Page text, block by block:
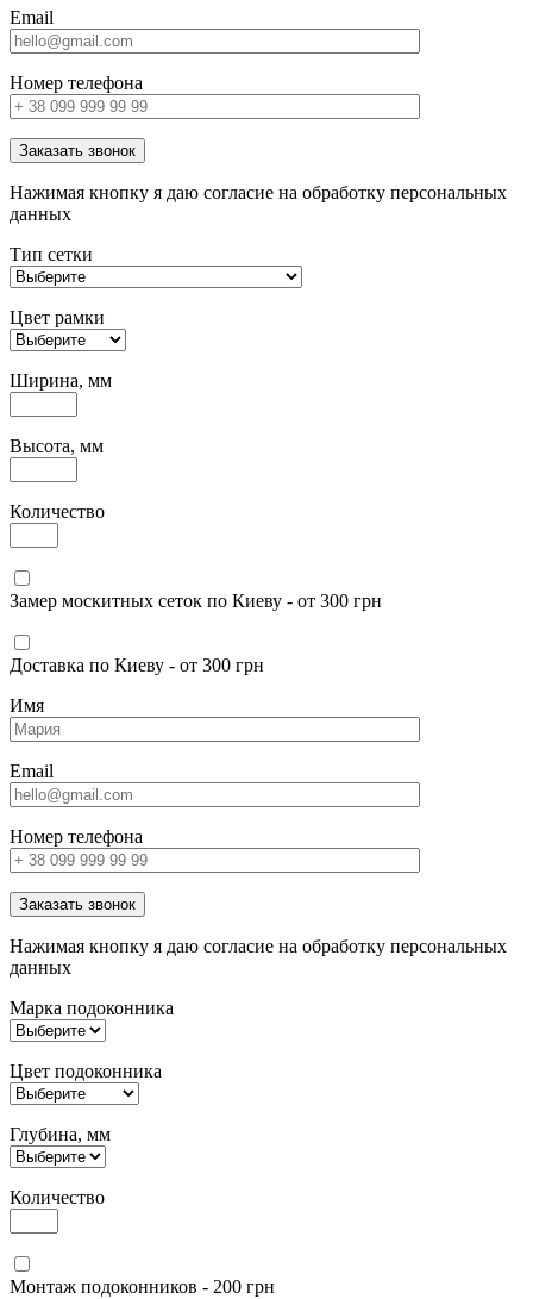
Email
Номер телефона
Заказать звонок
Нажимая кнопку я даю согласие на обработку персональных
данных
Тип сетки
Цвет рамки
Ширина, мм
Высота, мм
Количество
Замер москитных сеток по Киеву - от 300 грн
Доставка по Киеву - от 300 грн
Имя
Email
Номер телефона
Заказать звонок
Нажимая кнопку я даю согласие на обработку персональных
данных
Марка подоконника
Цвет подоконника
Глубина, мм
Количество
Монтаж подоконников - 200 грн